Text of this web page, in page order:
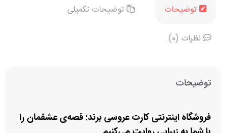
توضیحات توضیحات تکمیلی
نظرات (0)
توضیحات
فروشگاه اینترنتی کارت عروسی برند: قصه‌ی عشقمان را